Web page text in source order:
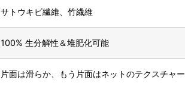
サトウキビ繊維、竹繊維
100% 生分解性＆堆肥化可能
片面は滑らか、もう片面はネットのテクスチャー